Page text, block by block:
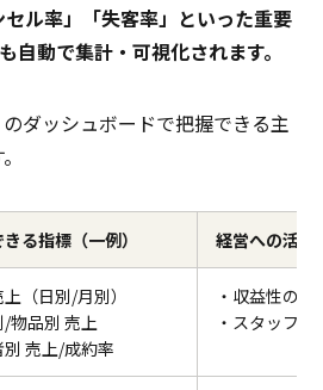
ル率」「失客率」といった重要
自動で集計・可視化されます。
ダッシュボードで把握できる主
る指標（一例） 経営への活用
（日別/月別）
/物品別 売上
別 売上/成約率
・収益性の
・スタッフ